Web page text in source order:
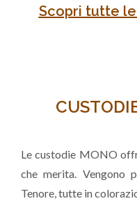
Scopri tutte
Le custodie MONO
che merita. Vengono
Tenore, tutte in